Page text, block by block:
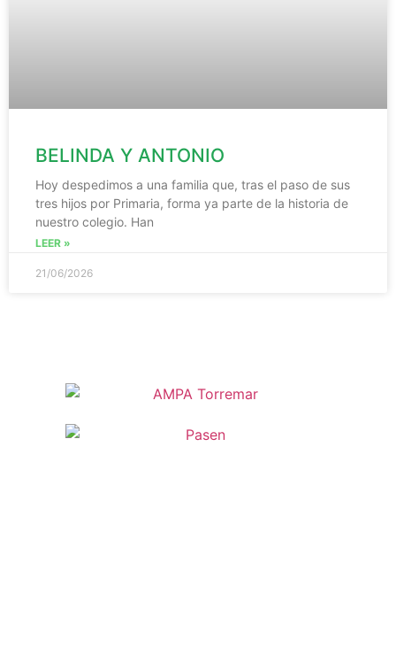
BELINDA Y ANTONIO
Hoy despedimos a una familia que, tras el paso de sus
tres hijos por Primaria, forma ya parte de la historia de
nuestro colegio. Han
LEER »
21/06/2026